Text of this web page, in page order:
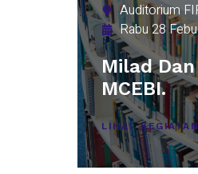
Auditorium
Rabu 28
Milad
MCEBI.
LIHAT KEGIATAN